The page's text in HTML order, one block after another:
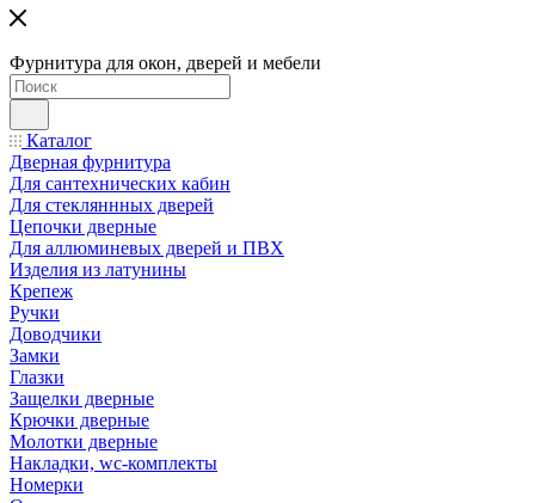
Фурнитура для окон, дверей и мебели
Каталог
Дверная фурнитура
Для сантехнических кабин
Для стекляннных дверей
Цепочки дверные
Для аллюминевых дверей и ПВХ
Изделия из латунины
Крепеж
Ручки
Доводчики
Замки
Глазки
Защелки дверные
Крючки дверные
Молотки дверные
Накладки, wc-комплекты
Номерки